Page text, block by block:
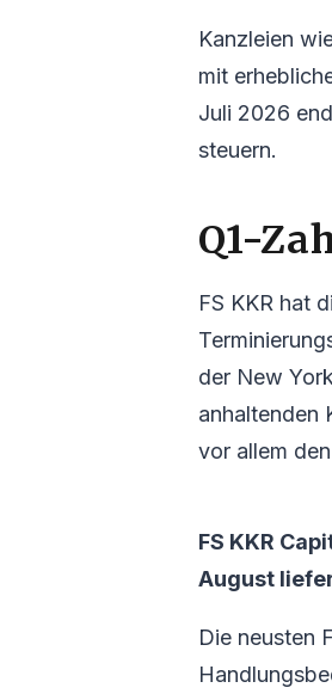
Kanzleien
mit
Juli 2026
steuern.
Q1-
FS KKR hat
der New
anhaltenden
vor allem
FS KKR
August
Die neusten